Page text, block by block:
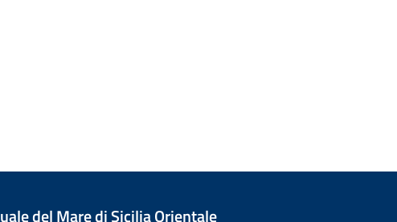
del Mare di Sicilia Orientale